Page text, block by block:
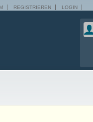
REGISTRIEREN LOGIN